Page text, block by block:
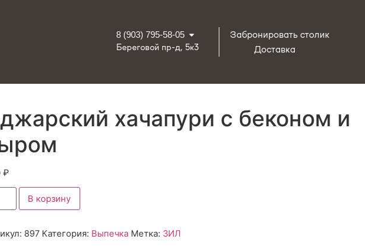
8 (903) 795-58-05
Береговой пр-д, 5к3
Забронировать столик
Доставка
хачапури с беконом и
₽
В корзину
897 Категория: Выпечка Метка: ЗИЛ